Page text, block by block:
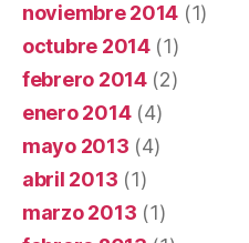
noviembre 2014 (1)
octubre 2014(1)
febrero 2014(2)
enero 2014(4)
mayo 2013 (4)
abril 2013 (1)
marzo 2013 (1)